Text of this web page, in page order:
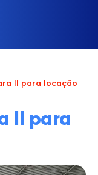
II para locação
II para